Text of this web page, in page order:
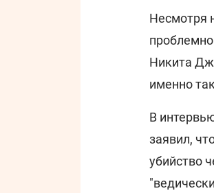
Несмотря
Никита
именно
В
заявил,
убийство